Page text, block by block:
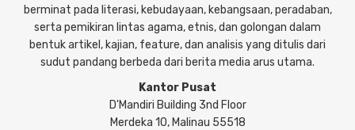
berminat pada literasi, kebudayaan, kebangsaan, peradaban,
serta pemikiran lintas agama, etnis, dan golongan dalam
bentuk artikel, kajian, feature, dan analisis yang ditulis dari
sudut pandang berbeda dari berita media arus utama.
Kantor Pusat
D'Mandiri Building 3nd Floor
Merdeka 10, Malinau 55518